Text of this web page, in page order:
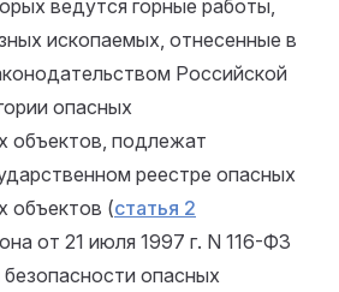
ведутся горные работы,
ископаемых, отнесенные в
Российской
опасных
объектов, подлежат
реестре опасных
объектов (статья 2
от 21 июля 1997 г. N 116-ФЗ
опасных